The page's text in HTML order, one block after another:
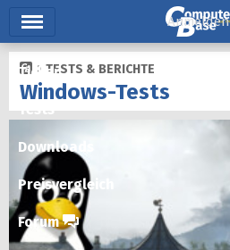
Ticker
Tests
Downloads
Preisvergleich
Forum
Anmelden
TESTS & BERICHTE
Windows-Tests